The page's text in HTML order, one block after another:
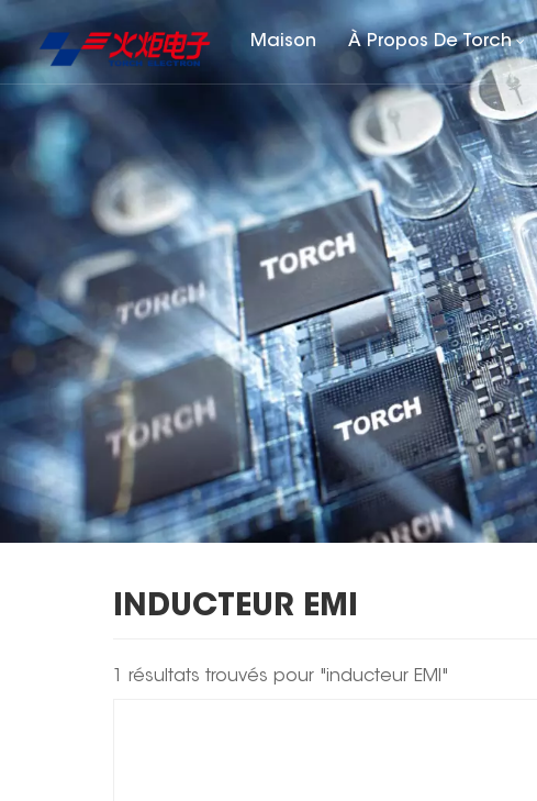
Maison À Propos De Torch
INDUCTEUR EMI
1 résultats trouvés pour "inducteur EMI"